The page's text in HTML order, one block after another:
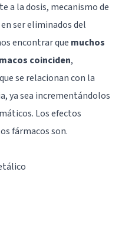
a la dosis, mecanismo de
ser eliminados del
encontrar que muchos
coinciden,
se relacionan con la
ya sea incrementándolos
Los efectos
fármacos son.